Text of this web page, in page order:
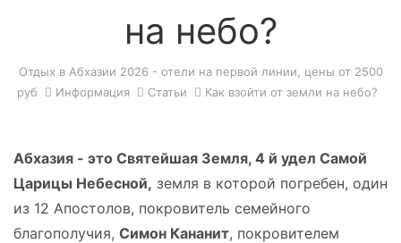
на небо?
Отдых в Абхазии 2026 - отели на первой линии, цены от 2500
руб
Информация Статьи Как взойти от земли на небо?
Абхазия - это Святейшая Земля, 4 й удел Самой
Царицы Небесной, земля в которой погребен, один
из 12 Апостолов, покровитель семейного
благополучия, Симон Кананит, покровителем